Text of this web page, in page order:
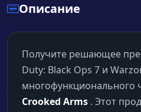
Описание
Получите решающее
Duty: Black Ops 7 и
многофункционального
Crooked Arms . Этот